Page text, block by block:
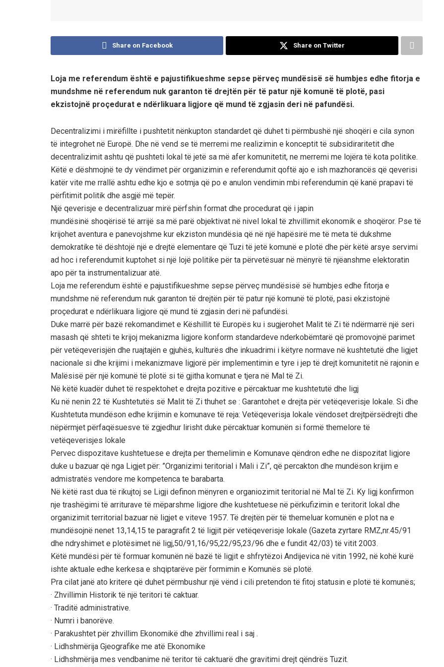
Share on Facebook Share on Twitter
Loja me referendum është e pajustifikueshme sepse përveç mundësisë së humbjes edhe fitorja e
mundshme në referendum nuk garanton të drejtën për të patur një komunë të plotë, pasi
ekzistojnë proçedurat e ndërlikuara ligjore që mund të zgjasin deri në pafundësi.
Decentralizimi i mirëfillte i pushtetit nënkupton standardet që duhet ti përmbushë një shoqëri e cila synon
të integrohet në Europë. Dhe në vend se të merremi me realizimin e konceptit të subsidiraritetit dhe
decentralizimit ashtu që pushteti lokal të jetë sa më afer komunitetit, ne merremi me lojëra të kota politike.
Këtë e dëshmojnë te dy vëndimet për organizimin e referendumit qoftë ajo e ish mazhorancës që qeverisi
katër vite me rrallë ashtu edhe kjo e sotmja që po e anulon vendimin mbi referendumin që kanë prapavi të
përfitimit politik dhe asgjë më tepër.
Një qeverisje e decentralizuar mirë përfshin format dhe procedurat që i japin
mundësinë shoqërisë të arrijë sa më parë objektivat në nivel lokal të zhvillimit ekonomik e shoqëror. Pse të
krijohet aventura e panevojshme kur ekziston mundësia që në një hapësirë me të meta të dukshme
demokratike të dështojë një e drejtë elementare që Tuzi të jetë komunë e plotë dhe për këtë arsye servimi
ad hoc i referendumit kuptohet si një lojë politike për ta përvetësuar në mënyrë të njëanshme elektoratin
apo për ta instrumentalizuar atë.
Loja me referendum është e pajustifikueshme sepse përveç mundësisë së humbjes edhe fitorja e
mundshme në referendum nuk garanton të drejtën për të patur një komunë të plotë, pasi ekzistojnë
proçedurat e ndërlikuara ligjore që mund të zgjasin deri në pafundësi.
Duke marrë për bazë rekomandimet e Këshillit të Europës ku i sugjerohet Malit të Zi të ndërmarrë një seri
masash që shteti te krijoj mekanizma ligjore konform standardeve nderkobëmtarë që promovojnë parimet
për vetëqeverisjën dhe ruajtajën e gjuhës, kulturës dhe inkuadrimi i këtyre normave në kushtetutë dhe ligjet
nacionale si dhe krijimi i mekanizmave ligjorë për implementimin e tyre i jep të drejt komunitetit në rajonin e
Malësisë për një komunë të plotë si të gjitha komunat e tjera në Mal të Zi.
Në këtë kuadër duhet të respektohet e drejta pozitive e përcaktuar me kushtetutë dhe ligj
Ku në nenin 22 të Kushtetutës së Malit të Zi thuhet se : Garantohet e drejta për vetëqeverisje lokale. Si dhe
Kushtetuta mundëson edhe krijimin e komunave të reja: Vetëqeverisja lokale vëndoset drejtpërsëdrejti dhe
nëpërmjet përfaqësuesve të zgjedhur lirisht duke përcaktuar komunën si formë themelore të
vetëqeverisjes lokale
Pervec dispozitave kushtetuese e drejta per themelimin e Komunave qëndron edhe ne dispozitat ligjore
duke u bazuar që nga Ligjet për: ”Organizimi teritorial i Mali i Zi”, që percakton dhe mundëson krijim e
admistratës vendore me kompetenca te barabarta.
Në këtë rast dua të rikujtoj se Ligji definon mënyren e organiozimit teritorial në Mal të Zi. Ky ligj konfirmon
nje trashëgimi të arriturave të mëparshme ligjore dhe kushtetuese në përkufizimin e teritorit lokal dhe
organizimit territorial bazuar në ligjet e viteve 1957. Të drejtën për të themeluar komunën e plot na e
mundësojnë nenet 13,14,15 te paragrafit 2 të ligjit për vetëqeverisje lokale (Gazeta zyrtare RMZ,nr.45/91
dhe ndryshimet e plotësimet në ligj,50/91,16/95,22/95,23/96 dhe e fundit 42/03) të vitit 2003.
Këtë mundësi për të formuar komunën në bazë të ligjit e shfrytëzoi Andijevica në vitin 1992, në kohë kurë
ishte aktuale edhe kerkesa e shqiptarëve për formimin e Komunës së plotë.
Pra cilat janë ato kritere që duhet përmbushur një vënd i cili pretendon të fitoj statusin e plotë të komunës;
· Zhvillimin Historik të një teritori të caktuar.
· Traditë administrative.
· Numri i banorëve.
· Parakushtet për zhvillim Ekonomikë dhe zhvillimi real i saj .
· Lidhshmërija Gjeografike me atë Ekonomike
· Lidhshmërija mes vendbanime në teritor të caktuarë dhe gravitimi drejt qëndrës Tuzit.